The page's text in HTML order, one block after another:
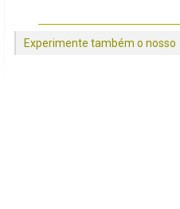
Experimente também o nosso